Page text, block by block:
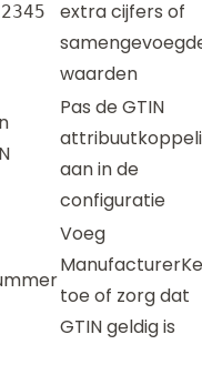
extra cijfers of
waarden
Pas de GTIN
aan in de
configuratie
Voeg
toe of zorg dat
GTIN geldig is